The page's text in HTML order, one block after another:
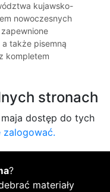
kujawsko-
nowoczesnych
także pisemną
kompletem
stronach
dostęp do tych
zalogować.
?
materiały